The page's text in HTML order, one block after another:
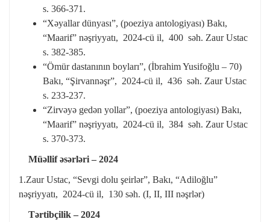
s. 366-371.
“Xəyallar dünyası”, (poeziya antologiyası) Bakı,
“Maarif” nəşriyyatı, 2024-cü il, 400 səh. Zaur Ustac
s. 382-385.
“Ömür dastanının boyları”, (İbrahim Yusifoğlu – 70)
Bakı, “Şirvannəşr”, 2024-cü il, 436 səh. Zaur Ustac
s. 233-237.
“Zirvəyə gedən yollar”, (poeziya antologiyası) Bakı,
“Maarif” nəşriyyatı, 2024-cü il, 384 səh. Zaur Ustac
s. 370-373.
Müəllif əsərləri – 2024
1.Zaur Ustac, “Sevgi dolu şeirlər”, Bakı, “Adiloğlu”
nəşriyyatı, 2024-cü il, 130 səh. (I, II, III nəşrlər)
Tərtibçilik – 2024